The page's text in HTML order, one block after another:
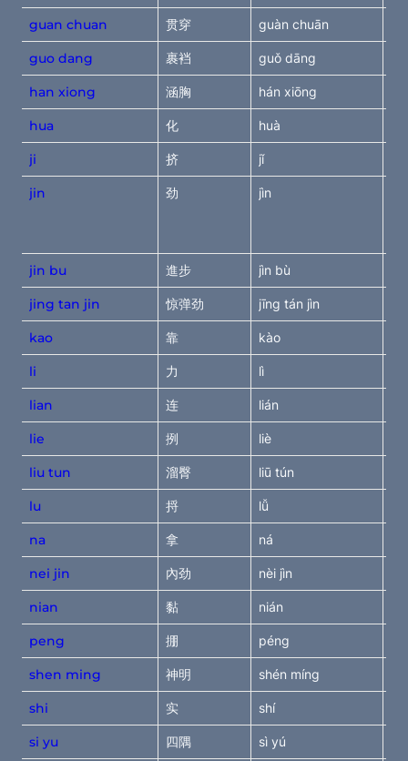
guan chuan 贯穿 guàn chuān
guo dang 裹裆 guǒ dāng
han xiong 涵胸 hán xiōng
hua 化 huà
ji 挤 jǐ
jin 劲 jìn
jin bu 進步 jìn bù
jing tan jin 惊弹劲 jīng tán jìn
kao 靠 kào
li 力 lì
lian 连 lián
lie 挒 liè
liu tun 溜臀 liū tún
lu 捋 lǚ
na 拿 ná
nei jin 內劲 nèi jìn
nian 黏 nián
peng 掤 péng
shen ming 神明 shén míng
shi 实 shí
si yu 四隅 sì yú